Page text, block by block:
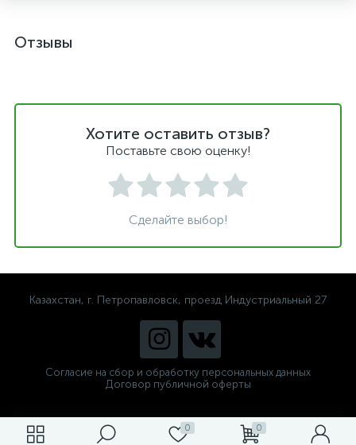
0 0
Отзывы
Хотите оставить отзыв?
Поставьте свою оценку!
Сделайте выбор!
Казахстан, г. Петропавловск, проезд Индустриальный 27
Согласие на сбор и обработку персональных данных
Договор публичной оферты